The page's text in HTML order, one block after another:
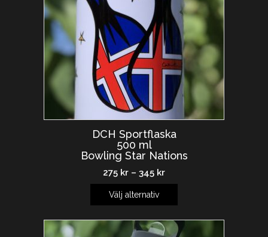
DCH Sportflaska
500 ml
Bowling Star Nations
275 kr – 345 kr
Välj alternativ